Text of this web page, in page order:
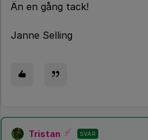
Än en gång tack!
Janne Selling
Tristan SVAR